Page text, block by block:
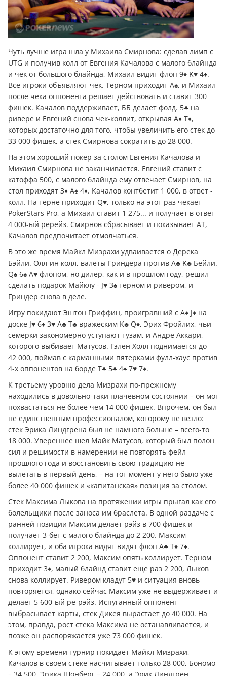
Чуть лучше игра шла у Михаила Смирнова: сделав лимп с
UTG и получив колл от Евгения Качалова с малого блайнда
и чек от большого блайнда, Михаил видит флоп 9♦ K♥ 4♦.
Все игроки объявляют чек. Терном приходит A♠, и Михаил
после чека оппонента решает действовать и ставит 300
фишек. Качалов поддерживает, ББ делает фолд. 5♣ на
ривере и Евгений снова чек-коллит, открывая A♦ T♦,
которых достаточно для того, чтобы увеличить его стек до
33 000 фишек, а стек Смирнова сократить до 28 000.
На этом хороший покер за столом Евгения Качалова и
Михаил Смирнова не заканчивается. Евгений ставит с
катоффа 500, с малого блайнда ему отвечает Смирнов, на
стол приходят 3♦ A♠ 4♦. Качалов контбетит 1 000, в ответ -
колл. На терне приходит Q♥, только на этот раз чекает
PokerStars Pro, а Михаил ставит 1 275... и получает в ответ
4 000-ый ререйз. Смирнов сбрасывает и показывает AT,
Качалов предпочитает отмолчаться.
В это же время Майкл Мизрахи удваивается о Дерека
Бэйли. Олл-ин колл, валеты Гриндера против A♣ K♣ Бейли.
Q♠ 6♠ A♥ флопом, но дилер, как и в прошлом году, решил
сделать подарок Майклу - J♥ 3♠ терном и ривером, и
Гриндер снова в деле.
Игру покидают Эштон Гриффин, проигравший с A♠ J♦ на
доске J♥ 6♦ 3♥ A♣ T♣ вражеским K♣ Q♦, Эрих Фройлих, чьи
семерки закономерно уступают тузам, и Андре Аккари,
которого выбивает Матусов. Гэлен Холл поднимается до
42 000, поймав с карманными пятерками фулл-хаус против
4-х оппонентов на борде T♣ 5♣ 4♠ 7♥ 7♠.
К третьему уровню дела Мизрахи по-прежнему
находились в довольно-таки плачевном состоянии – он мог
похвастаться не более чем 14 000 фишек. Впрочем, он был
не единственным профессионалом, которому не везло:
стек Эрика Линдгрена был не намного больше – всего-то
18 000. Увереннее шел Майк Матусов, который был полон
сил и решимости в намерении не повторять фейл
прошлого года и восстановить свою традицию не
вылетать в первый день, – на тот момент у него было уже
более 40 000 фишек и «капитанская» позиция за столом.
Стек Максима Лыкова на протяжении игры прыгал как его
болельщики после заноса им браслета. В одной раздаче с
ранней позиции Максим делает рэйз в 700 фишек и
получает 3-бет с малого блайнда до 2 200. Максим
коллирует, и оба игрока видят видят флоп A♣ T♦ 7♦.
Оппонент ставит 2 200, Максим опять коллирует. Терном
приходит 3♠, малый блайнд ставит еще раз 2 200, Лыков
снова коллирует. Ривером кладут 5♥ и ситуация вновь
повторяется, однако сейчас Максим уже не выдерживает и
делает 5 600-ый ре-рэйз. Испуганный оппонент
выбрасывает карты, стек Дикея вырастает до 40 000. На
этом, правда, рост стека Максима не останавливается, и
позже он распоряжается уже 73 000 фишек.
К этому времени турнир покидает Майкл Мизрахи,
Качалов в своем стеке насчитывает только 28 000, Бономо